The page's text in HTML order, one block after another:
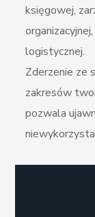
księgowej,
logistycznej.
Zderzenie ze
zakresów
pozwala